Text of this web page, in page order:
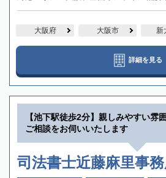
大阪府 大阪市 新
詳細を見る
【池下駅徒歩2分】親しみやすい雰
ご相談をお伺いいたします
司法書士近藤麻里事